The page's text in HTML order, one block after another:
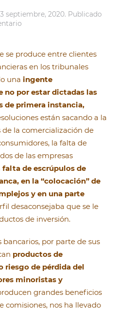
septiembre, 2020. Publicado
se produce entre clientes
en los tribunales
una ingente
no por estar dictadas las
de primera instancia,
están sacando a la
la comercialización de
la falta de
de las empresas
falta de escrúpulos de
en la “colocación” de
y en una parte
desaconsejaba que se le
de inversión.
por parte de sus
productos de
riesgo de pérdida del
minoristas y
grandes beneficios
comisiones, nos ha llevado